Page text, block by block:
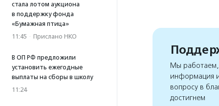
стала лотом аукциона
в поддержку фонда
«Бумажная птица»
11:45 · Прислано НКО
В ОП РФ предложили
установить ежегодные
выплаты на сборы в школу
11:24
Мы работаем,
информация
вопросу в
достигнем